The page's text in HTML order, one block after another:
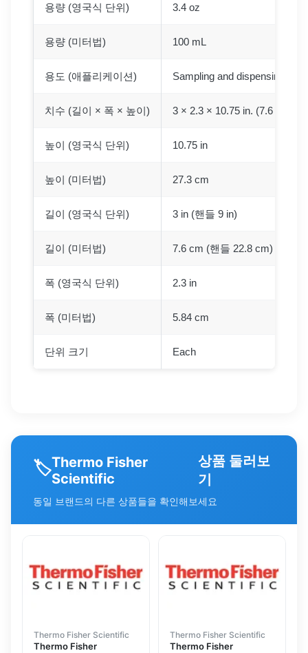
용량 (영국식 단위) 3.4 oz
용량 (미터법) 100 mL
용도 (애플리케이션) Sampling and dispensing
치수 (길이 × 폭 × 높이) 3 × 2.3 × 10.75 in. (7.6 × 5.84
높이 (영국식 단위) 10.75 in
높이 (미터법) 27.3 cm
길이 (영국식 단위) 3 in (핸들 9 in)
길이 (미터법) 7.6 cm (핸들 22.8 cm)
폭 (영국식 단위) 2.3 in
폭 (미터법) 5.84 cm
단위 크기 Each
🏷️Thermo Fisher
Scientific
상품 둘러보
기
동일 브랜드의 다른 상품들을 확인해보세요
Thermo Fisher Scientific
Thermo Fisher
Thermo Fisher Scientific
Thermo Fisher